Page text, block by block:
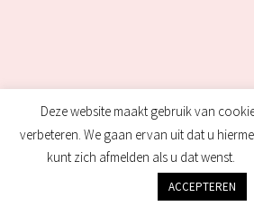
Deze website maakt gebruik van
verbeteren. We gaan ervan uit dat u
kunt zich afmelden als u dat wenst.
ACCEPTEREN